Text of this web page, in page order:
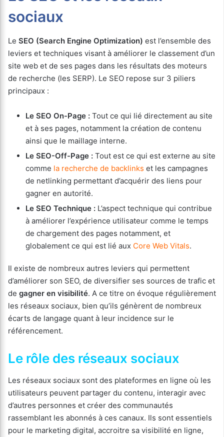
sociaux
Le SEO (Search Engine Optimization) est l’ensemble des
leviers et techniques visant à améliorer le classement d’un
site web et de ses pages dans les résultats des moteurs
de recherche (les SERP). Le SEO repose sur 3 piliers
principaux :
Le SEO On-Page : Tout ce qui lié directement au site
et à ses pages, notamment la création de contenu
ainsi que le maillage interne.
Le SEO-Off-Page : Tout est ce qui est externe au site
comme la recherche de backlinks et les campagnes
de netlinking permettant d’acquérir des liens pour
gagner en autorité.
Le SEO Technique : L’aspect technique qui contribue
à améliorer l’expérience utilisateur comme le temps
de chargement des pages notamment, et
globalement ce qui est lié aux Core Web Vitals.
Il existe de nombreux autres leviers qui permettent
d’améliorer son SEO, de diversifier ses sources de trafic et
de gagner en visibilité. A ce titre on évoque régulièrement
les réseaux sociaux, bien qu’ils génèrent de nombreux
écarts de langage quant à leur incidence sur le
référencement.
Le rôle des réseaux sociaux
Les réseaux sociaux sont des plateformes en ligne où les
utilisateurs peuvent partager du contenu, interagir avec
d’autres personnes et créer des communautés
rassemblant les abonnés à ces canaux. Ils sont essentiels
pour le marketing digital, accroitre sa visibilité en ligne,